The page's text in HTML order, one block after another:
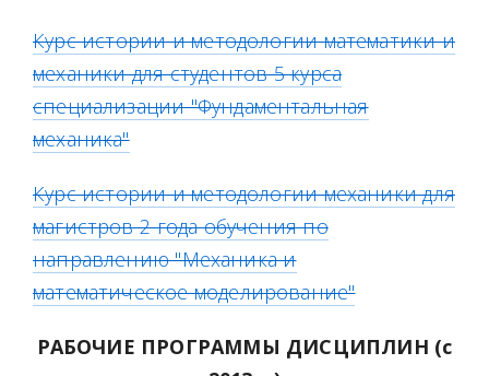
Курс истории и методологии математики и
механики для студентов 5 курса
специализации "Фундаментальная
механика"
Курс истории и методологии механики для
магистров 2 года обучения по
направлению "Механика и
математическое моделирование"
РАБОЧИЕ ПРОГРАММЫ ДИСЦИПЛИН (с